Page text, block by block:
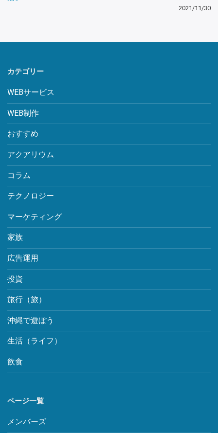
2021/11/30
カテゴリー
WEBサービス
WEB制作
おすすめ
アクアリウム
コラム
テクノロジー
マーケティング
家族
広告運用
投資
旅行（旅）
沖縄で遊ぼう
生活（ライフ）
飲食
ページ一覧
メンバーズ